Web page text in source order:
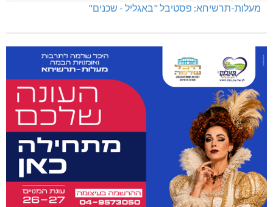
מעלות-תרשיחא: פסטיבל "באגליל - שכנים"